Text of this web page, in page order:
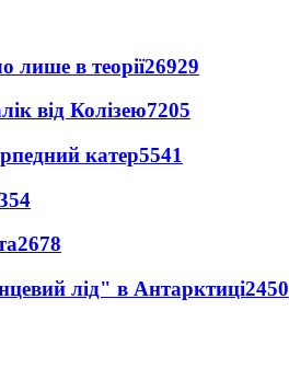
лише в теорії26929
від Колізею7205
катер5541
2678
лід" в Антарктиці2450